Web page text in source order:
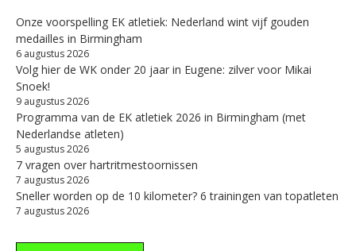
Onze voorspelling EK atletiek: Nederland wint vijf gouden
medailles in Birmingham
6 augustus 2026
Volg hier de WK onder 20 jaar in Eugene: zilver voor Mikai
Snoek!
9 augustus 2026
Programma van de EK atletiek 2026 in Birmingham (met
Nederlandse atleten)
5 augustus 2026
7 vragen over hartritmestoornissen
7 augustus 2026
Sneller worden op de 10 kilometer? 6 trainingen van topatleten
7 augustus 2026